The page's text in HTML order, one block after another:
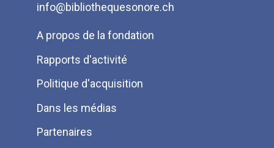
info@bibliothequesonore.ch
Menu
Pied
de
page
A propos de la fondation
Rapports d'activité
Politique d'acquisition
Dans les médias
Partenaires